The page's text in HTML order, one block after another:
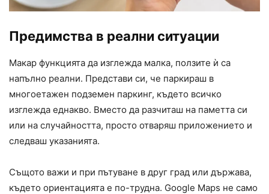
Предимства в реални ситуации
Макар функцията да изглежда малка, ползите ѝ са
напълно реални. Представи си, че паркираш в
многоетажен подземен паркинг, където всичко
изглежда еднакво. Вместо да разчиташ на паметта си
или на случайността, просто отваряш приложението и
следваш указанията.
Същото важи и при пътуване в друг град или държава,
където ориентацията е по-трудна. Google Maps не само